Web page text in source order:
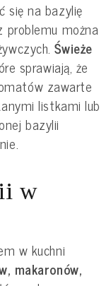
się na bazylię
problemu można
Świeże
sprawiają, że
zawarte
listkami lub
bazylii
w
w kuchni
makaronów,